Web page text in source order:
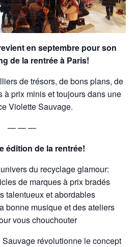
en septembre pour son
de la rentrée à Paris!
de trésors, de bons plans, de
à prix minis et toujours dans une
Violette Sauvage.
— — —
édition de la rentrée!
du recyclage glamour:
de marques à prix bradés
talentueux et abordables
bonne musique et des ateliers
vous chouchouter
révolutionne le concept